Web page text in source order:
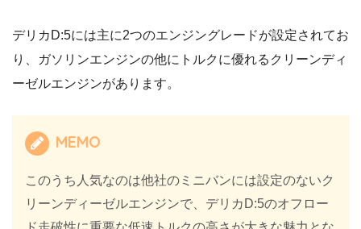
デリカD:5には主に2つのエンジングレードが設定されてお
り、ガソリンエンジンの他にトルクに優れるクリーンディ
ーゼルエンジンがあります。
MEMO
このうち人気なのは他社のミニバンには設定のないク
リーンディーゼルエンジンで、デリカD:5のオフロー